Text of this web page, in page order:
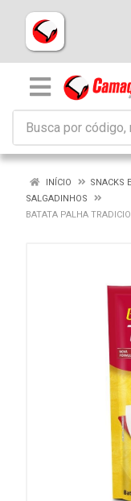
INÍCIO
SNACKS
SALGADINHOS
BATATA PALHA